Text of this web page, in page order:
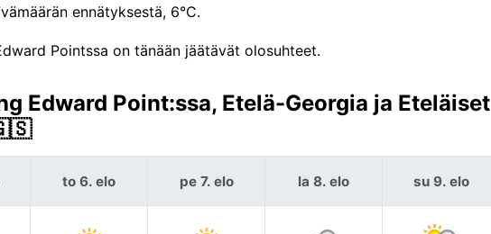
ennätyksestä, 6°C.
Pointssa on tänään jäätävät olosuhteet.
Edward Point:ssa, Etelä-Georgia ja Eteläiset
to 6. elo pe 7. elo la 8. elo su 9. elo